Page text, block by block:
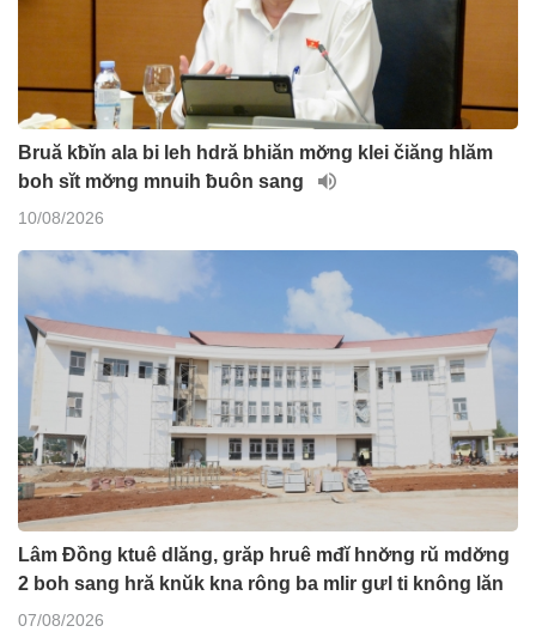
Bruă kƀĭn ala bi leh hdră bhiăn mơ̆ng klei čiăng hlăm
boh sĭt mơ̆ng mnuih ƀuôn sang
10/08/2026
Lâm Đồng ktuê dlăng, grăp hruê mđĭ hnơ̆ng rŭ mdơ̆ng
2 boh sang hră knŭk kna rông ba mlir gưl ti knông lăn
07/08/2026